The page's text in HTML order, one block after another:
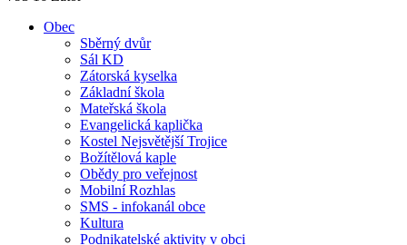
Obec
Sběrný dvůr
Sál KD
Zátorská kyselka
Základní škola
Mateřská škola
Evangelická kaplička
Kostel Nejsvětější Trojice
Božítělová kaple
Obědy pro veřejnost
Mobilní Rozhlas
SMS - infokanál obce
Kultura
Podnikatelské aktivity v obci